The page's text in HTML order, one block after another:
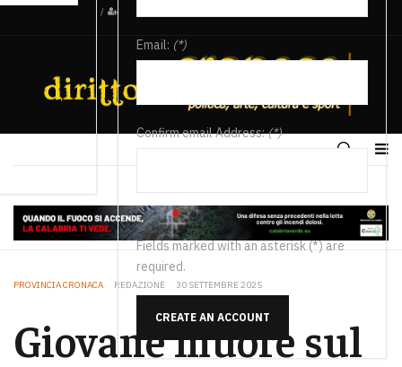
/
Email: (*)
Confirm email Address:(*)
Fields marked with an asterisk (*) are
required.
CREATE AN ACCOUNT
PROVINCIA CRONACA REDAZIONE 30 SETTEMBRE 2025
Giovane muore sul